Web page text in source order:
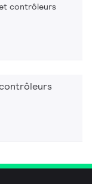
contrôleurs